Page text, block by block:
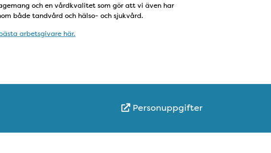
och en vårdkvalitet som gör att vi även har
både tandvård och hälso- och sjukvård.
arbetsgivare här.
Personuppgifter